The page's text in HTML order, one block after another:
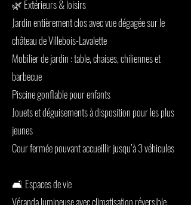
🌿 Extérieurs & loisirs
Jardin entièrement clos avec vue dégagée sur le
château de Villebois-Lavalette
Mobilier de jardin : table, chaises, chiliennes et
barbecue
Piscine gonflable pour enfants
Jouets et déguisements à disposition pour les plus
jeunes
Cour fermée pouvant accueillir jusqu’à 3 véhicules
🛋️ Espaces de vie
Véranda lumineuse avec climatisation réversible,